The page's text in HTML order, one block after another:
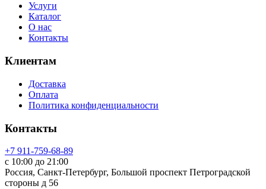
Услуги
Каталог
О нас
Контакты
Клиентам
Доставка
Оплата
Политика конфиденциальности
Контакты
+7 911-759-68-89
с 10:00 до 21:00
Россия, Санкт-Петербург, Большой проспект Петроградской
стороны д 56